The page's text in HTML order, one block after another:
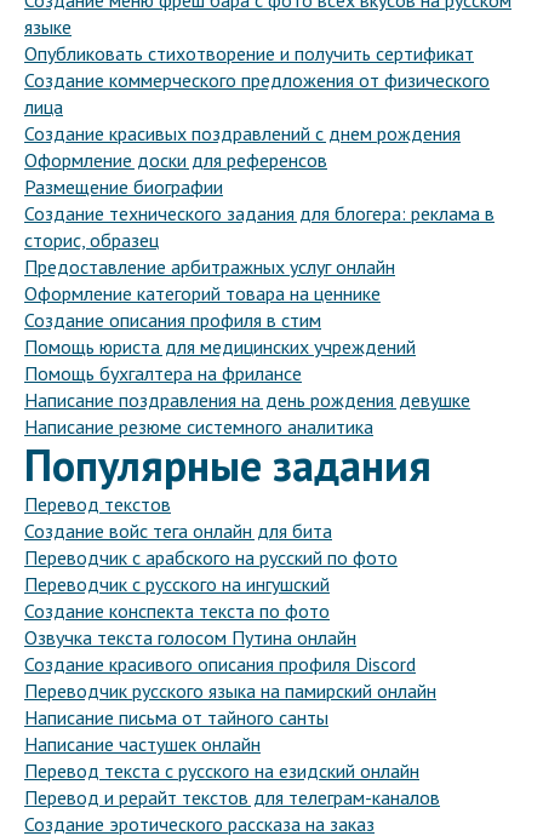
языке
Опубликовать стихотворение и получить сертификат
Создание коммерческого предложения от физического
лица
Создание красивых поздравлений с днем рождения
Оформление доски для референсов
Размещение биографии
Создание технического задания для блогера: реклама в
сторис, образец
Предоставление арбитражных услуг онлайн
Оформление категорий товара на ценнике
Создание описания профиля в стим
Помощь юриста для медицинских учреждений
Помощь бухгалтера на фрилансе
Написание поздравления на день рождения девушке
Написание резюме системного аналитика
Популярные задания
Перевод текстов
Создание войс тега онлайн для бита
Переводчик с арабского на русский по фото
Переводчик с русского на ингушский
Создание конспекта текста по фото
Озвучка текста голосом Путина онлайн
Создание красивого описания профиля Discord
Переводчик русского языка на памирский онлайн
Написание письма от тайного санты
Написание частушек онлайн
Перевод текста с русского на езидский онлайн
Перевод и рерайт текстов для телеграм-каналов
Создание эротического рассказа на заказ